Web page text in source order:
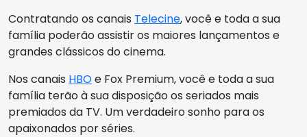
Contratando os canais Telecine, você e toda a sua
família poderão assistir os maiores lançamentos e
grandes clássicos do cinema.
Nos canais HBOe Fox Premium, você e toda a sua
família terão à sua disposição os seriados mais
premiados da TV. Um verdadeiro sonho para os
apaixonados por séries.